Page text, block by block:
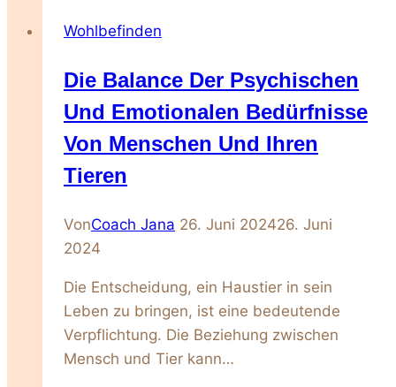
Anatoli,
Kurzhaar
Wohlbefinden
Die Balance Der Psychischen
Und Emotionalen Bedürfnisse
Von Menschen Und Ihren
Tieren
VonCoach Jana 26. Juni 202426. Juni
2024
Die Entscheidung, ein Haustier in sein
Leben zu bringen, ist eine bedeutende
Verpflichtung. Die Beziehung zwischen
Mensch und Tier kann…